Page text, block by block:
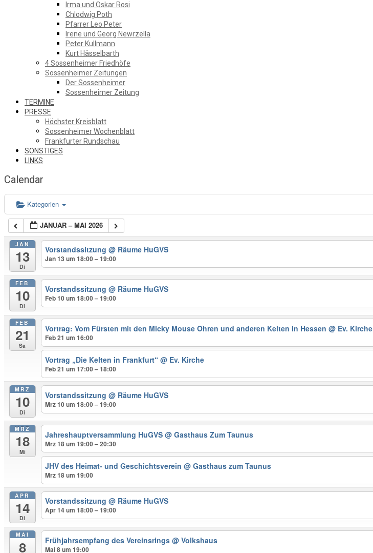
Irma und Oskar Rosi
Chlodwig Poth
Pfarrer Leo Peter
Irene und Georg Newrzella
Peter Kullmann
Kurt Hässelbarth
4 Sossenheimer Friedhöfe
Sossenheimer Zeitungen
Der Sossenheimer
Sossenheimer Zeitung
TERMINE
PRESSE
Höchster Kreisblatt
Sossenheimer Wochenblatt
Frankfurter Rundschau
SONSTIGES
LINKS
Calendar
Kategorien
JANUAR – MAI 2026
JAN
13
Di
Vorstandssitzung@ Räume HuGVS
Jan 13 um 18:00 – 19:00
FEB
10
Di
Vorstandssitzung@ Räume HuGVS
Feb 10 um 18:00 – 19:00
FEB
21
Sa
Vortrag: Vom Fürsten mit den Micky Mouse Ohren und anderen Kelten in Hessen@ Ev. Kirche
Feb 21 um 16:00
Vortrag „Die Kelten in Frankfurt“@ Ev. Kirche
Feb 21 um 17:00 – 18:00
MRZ
10
Di
Vorstandssitzung@ Räume HuGVS
Mrz 10 um 18:00 – 19:00
MRZ
18
Mi
Jahreshauptversammlung HuGVS@ Gasthaus Zum Taunus
Mrz 18 um 19:00 – 20:30
JHV des Heimat- und Geschichtsverein@ Gasthaus zum Taunus
Mrz 18 um 19:00
APR
14
Di
Vorstandssitzung@ Räume HuGVS
Apr 14 um 18:00 – 19:00
MAI
8 Frühjahrsempfang des Vereinsrings@ Volkshaus
Mai 8 um 19:00